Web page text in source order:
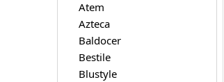
Atem
Azteca
Baldocer
Bestile
Blustyle